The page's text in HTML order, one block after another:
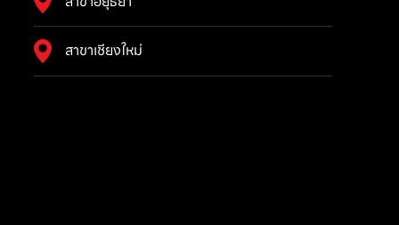
สาขาเชียงใหม่